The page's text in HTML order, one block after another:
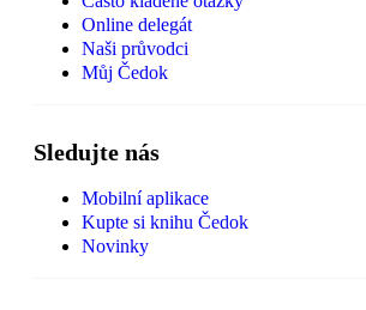
Online delegát
Naši průvodci
Můj Čedok
Sledujte nás
Mobilní aplikace
Kupte si knihu Čedok
Novinky